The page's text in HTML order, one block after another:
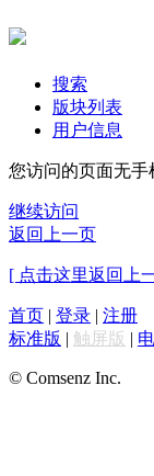
搜索
版块列表
用户信息
您访问的页面无手
继续访问
返回上一页
[ 点击这里返回上
首页 | 登录 | 注册
标准版 | 触屏版 |
© Comsenz Inc.